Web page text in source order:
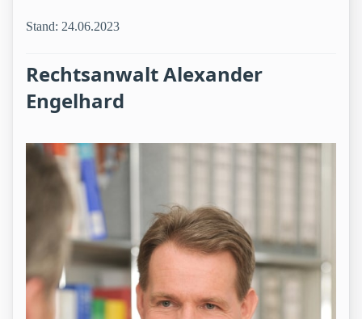
Stand: 24.06.2023
Rechtsanwalt Alexander
Engelhard